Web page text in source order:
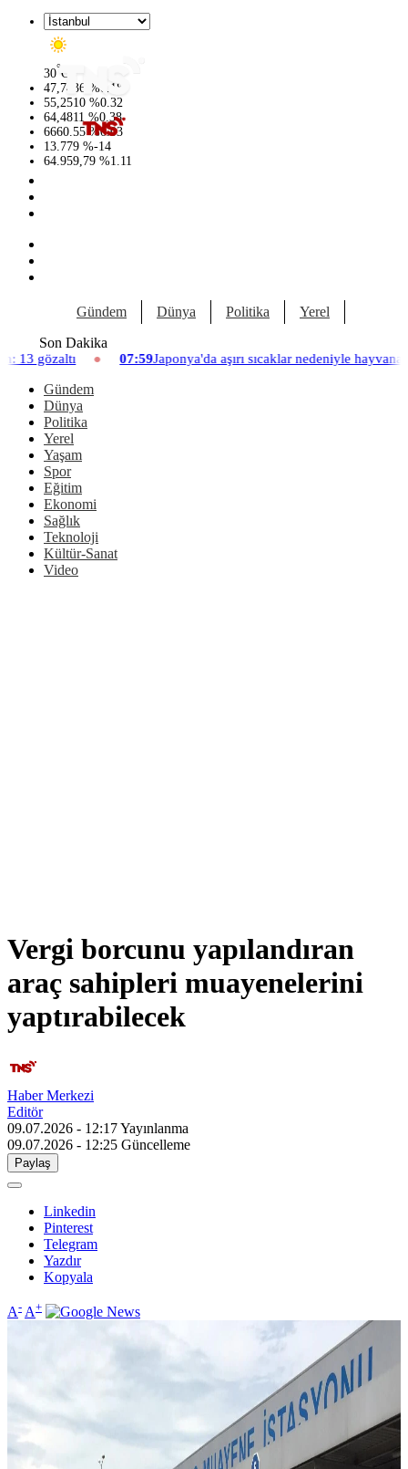
30°C
47,7436 %0.18
55,2510 %0.32
64,4811 %0.38
6660.55 %0.03
13.779 %-14
64.959,79 %1.11
Gündem Dünya Politika Yerel
Son Dakika
07:59Japonya'da aşırı sıcaklar nedeniyle hayvanat bahçesinde üç
Gündem
Dünya
Politika
Yerel
Yaşam
Spor
Eğitim
Ekonomi
Sağlık
Teknoloji
Kültür-Sanat
Video
Vergi borcunu yapılandıran
araç sahipleri muayenelerini
yaptırabilecek
Haber Merkezi
Editör
09.07.2026 - 12:17Yayınlanma
09.07.2026 - 12:25 Güncelleme
Paylaş
Linkedin
Pinterest
Telegram
Yazdır
Kopyala
A- A+